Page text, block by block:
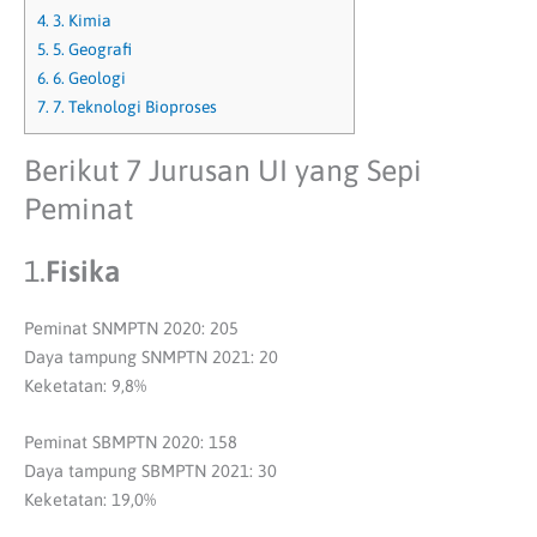
4. 3. Kimia
5. 5. Geografi
6. 6. Geologi
7. 7. Teknologi Bioproses
Berikut 7 Jurusan UI yang Sepi
Peminat
1.Fisika
Peminat SNMPTN 2020: 205
Daya tampung SNMPTN 2021: 20
Keketatan: 9,8%
Peminat SBMPTN 2020: 158
Daya tampung SBMPTN 2021: 30
Keketatan: 19,0%